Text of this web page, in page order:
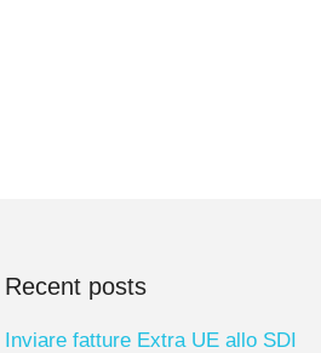
Recent posts
Inviare fatture Extra UE allo SDI